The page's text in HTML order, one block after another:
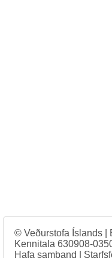
© Veðurstofa Íslands |
Kennitala 630908-
Hafa samband